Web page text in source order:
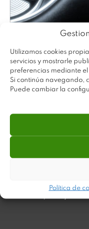
Utilizamos cookies
servicios y mostrarle
preferencias mediante
Si continúa navegando,
Puede cambiar la
Política de
Plastimodul tiene
innovadores y de
dinámicas y